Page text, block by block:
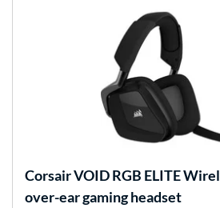
CorsairVOID RGB ELITE
over-ear gaming headset